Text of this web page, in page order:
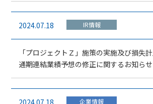
2024.07.18 IR情報
「プロジェクトＺ」施策の実施及び損失
通期連結業績予想の修正に関するお知らせ
企業情報